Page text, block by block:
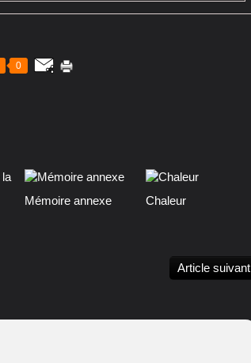
0
Mémoire annexe Chaleur
Article suivant